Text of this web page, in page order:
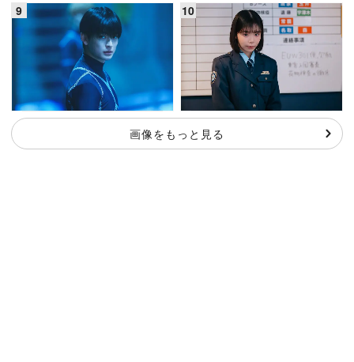
画像をもっと見る